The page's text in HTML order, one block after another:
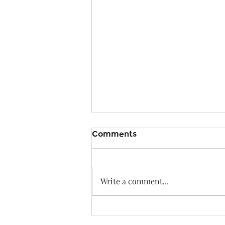
Comments
Write a comment...